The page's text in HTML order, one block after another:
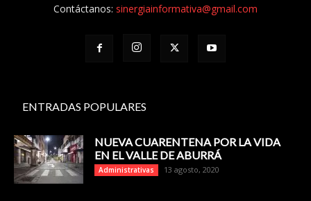
Contáctanos: sinergiainformativa@gmail.com
ENTRADAS POPULARES
NUEVA CUARENTENA POR LA VIDA
EN EL VALLE DE ABURRÁ
Administrativas 13 agosto, 2020